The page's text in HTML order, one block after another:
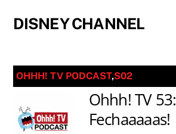
DISNEY CHANNEL
OHHH! TV PODCAST,S02
Ohhh! TV 53:
Fechaaaaas!